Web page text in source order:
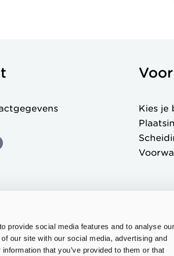
provide social media features and to analyse our
our site with our social media, advertising and
that you’ve provided to them or that
Kies je